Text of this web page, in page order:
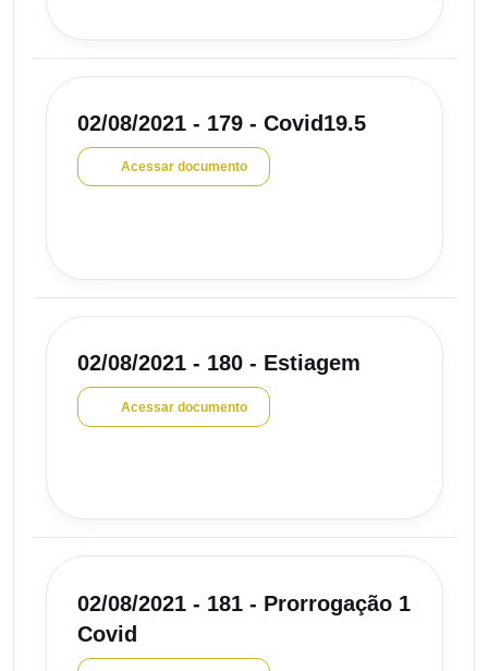
02/08/2021 - 179 - Covid19.5
Acessar documento
02/08/2021 - 180 - Estiagem
Acessar documento
02/08/2021 - 181 - Prorrogação 1
Covid